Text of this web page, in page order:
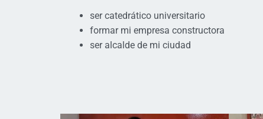
ser catedrático universitario
formar mi empresa constructora
ser alcalde de mi ciudad